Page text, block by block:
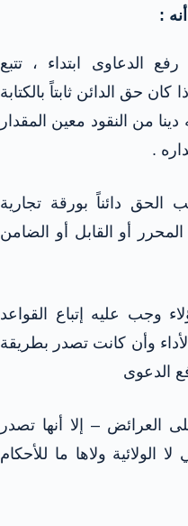
الدعاوى ابتداء ، تتبع
كان حق الدائن ثابتاً بالكتابة
من النقود معين المقدار
.
الحق دائناً بورقة تجارية
أو القابل أو الضامن
وجب عليه إتباع القواعد
وأن كانت تصدر بطريقة
الدعوى
العرائض – إلا أنها تصدر
الولائية ولاها ما للأحكام